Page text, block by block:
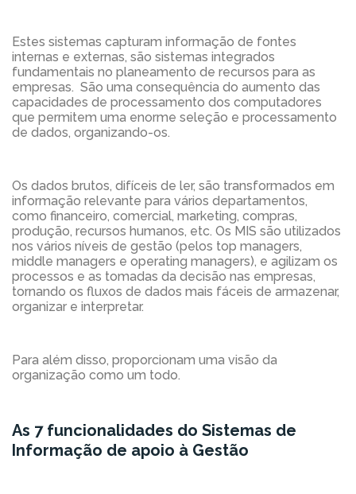
Estes sistemas capturam informação de fontes
internas e externas, são sistemas integrados
fundamentais no planeamento de recursos para as
empresas. São uma consequência do aumento das
capacidades de processamento dos computadores
que permitem uma enorme seleção e processamento
de dados, organizando-os.
Os dados brutos, difíceis de ler, são transformados em
informação relevante para vários departamentos,
como financeiro, comercial, marketing, compras,
produção, recursos humanos, etc. Os MIS são utilizados
nos vários níveis de gestão (pelos top managers,
middle managers e operating managers), e agilizam os
processos e as tomadas da decisão nas empresas,
tornando os fluxos de dados mais fáceis de armazenar,
organizar e interpretar.
Para além disso, proporcionam uma visão da
organização como um todo.
As 7 funcionalidades do Sistemas de
Informação de apoio à Gestão